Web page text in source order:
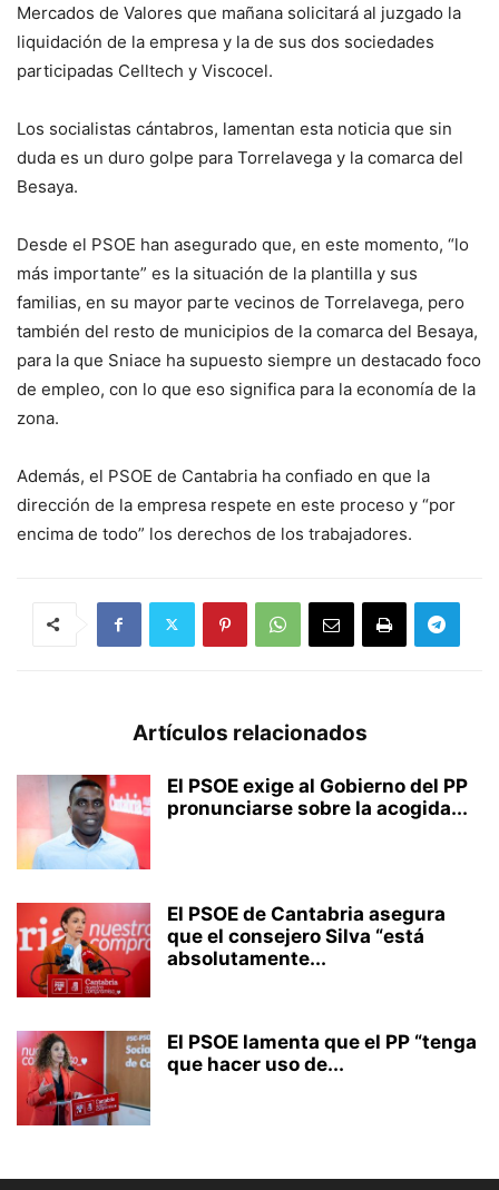
Mercados de Valores que mañana solicitará al juzgado la
liquidación de la empresa y la de sus dos sociedades
participadas Celltech y Viscocel.
Los socialistas cántabros, lamentan esta noticia que sin
duda es un duro golpe para Torrelavega y la comarca del
Besaya.
Desde el PSOE han asegurado que, en este momento, “lo
más importante” es la situación de la plantilla y sus
familias, en su mayor parte vecinos de Torrelavega, pero
también del resto de municipios de la comarca del Besaya,
para la que Sniace ha supuesto siempre un destacado foco
de empleo, con lo que eso significa para la economía de la
zona.
Además, el PSOE de Cantabria ha confiado en que la
dirección de la empresa respete en este proceso y “por
encima de todo” los derechos de los trabajadores.
Artículos relacionados
El PSOE exige al Gobierno del PP
pronunciarse sobre la acogida...
El PSOE de Cantabria asegura
que el consejero Silva “está
absolutamente...
El PSOE lamenta que el PP “tenga
que hacer uso de...